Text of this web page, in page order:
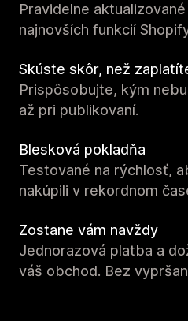
Pravidelne
najnovších funkcií
Skúste skôr, než
Prispôsobujte, kým
až pri publikovaní.
Blesková pokladňa
Testované na rýchlosť,
nakúpili v rekordnom
Zostane vám navždy
Jednorazová platba a
váš obchod. Bez